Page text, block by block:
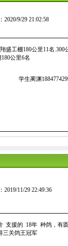
9/29 21:02:58
盛工棚180公里11名.300
公里6名
11/29 22:49:36
支援的 18年 种鸽，有
三关鸽王冠军